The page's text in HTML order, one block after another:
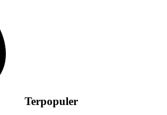
Terpopuler